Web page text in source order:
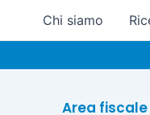
Chi siamo
Area fiscale